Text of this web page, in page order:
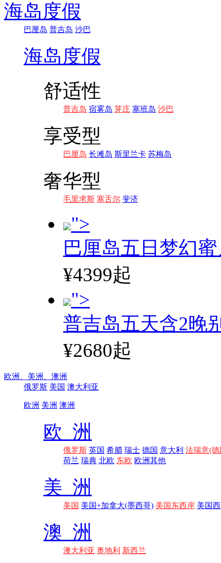
海岛度假
巴厘岛 普吉岛 沙巴
海岛度假
舒适性
普吉岛 宿雾岛 芽庄 塞班岛 沙巴
享受型
巴厘岛 长滩岛 斯里兰卡 苏梅岛
奢华型
毛里求斯 塞舌尔 斐济
">
巴厘岛五日梦幻
¥4399起
">
普吉岛五天含2晚
¥2680起
欧洲、 美洲、 澳洲
俄罗斯 美国 澳大利亚
欧洲 美洲 澳洲
欧 洲
俄罗斯 英国 希腊 瑞士 德国 意大利 法瑞意(德
荷兰 瑞典 北欧 东欧 欧洲其他
美 洲
美国 美国+加拿大(墨西哥) 美国东西岸 美国
澳 洲
澳大利亚 奥地利 新西兰